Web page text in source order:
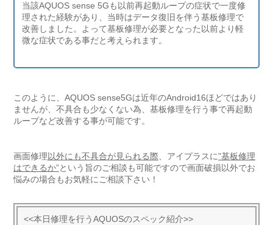
当該AQUOS sense 5Gも以前再起動ループの症状で一度修
理された経験があり、当時はデータ復旧を伴う基板修理で
改善しました。よって基板修理が必要となった以前より軽
微な症状である事だと考えられます。
このように、AQUOS sense5Gは近年のAndroid16ほどではあり
ませんが、不具合も少なくない為、基板修理を行う事で再起動
ループなど改善する事が可能です。
画面修理以外にも不具合が見られる際 、アイプラスに”基板修理
はできるか”という旨のご相談も可能ですので画面破損以外でお
悩みの場合もお気軽にご相談下さい！
<<本日修理を行うAQUOSのスペック紹介>>